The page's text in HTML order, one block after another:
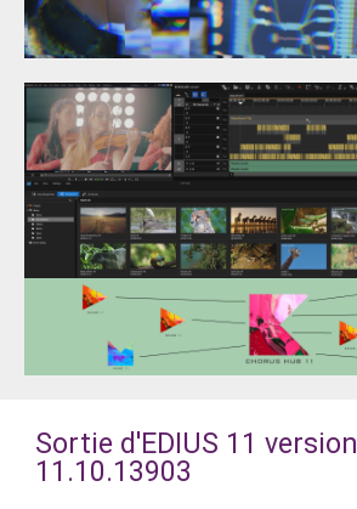
Sortie d'EDIUS 11 version
11.10.13903